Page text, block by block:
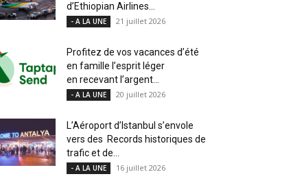
d’Ethiopian Airlines...
- A LA UNE 21 juillet 2026
Profitez de vos vacances d’été
en famille l’esprit léger
en recevant l’argent...
- A LA UNE 20 juillet 2026
L’Aéroport d’Istanbul s’envole
vers des Records historiques de
trafic et de...
- A LA UNE 16 juillet 2026